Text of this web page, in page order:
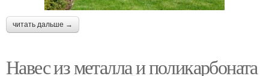
читать дальше →
Навес из металла и поликарбоната